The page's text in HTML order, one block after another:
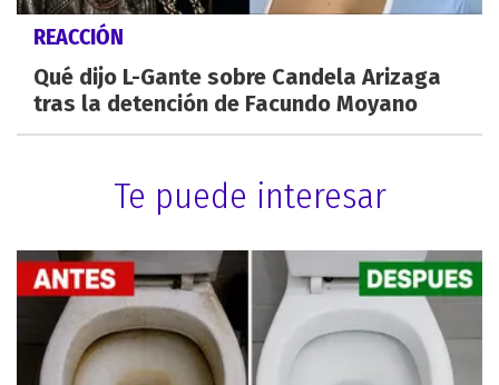
REACCIÓN
Qué dijo L-Gante sobre Candela Arizaga
tras la detención de Facundo Moyano
Te puede interesar